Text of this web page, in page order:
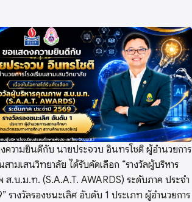
ความยินดีกับ นายประจวบ อินทรโชติ ผู้อำนวยการ
สามเสนวิทยาลัย ได้รับคัดเลือก “รางวัลผู้บริหาร
.บ.ม.ท. (S.A.A.T. AWARDS) ระดับภาค ประจำ
รางวัลรองชนะเลิศ อับดับ 1 ประเภท ผู้อำนวยการ